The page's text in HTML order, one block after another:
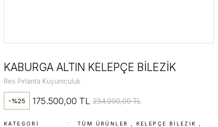
KABURGA ALTIN KELEPÇE BİLEZİK
Res Pırlanta Kuyumculuk
-%25 175.500,00 TL 234.000,00 TL
KATEGORI TÜM ÜRÜNLER KELEPÇE BILEZIK